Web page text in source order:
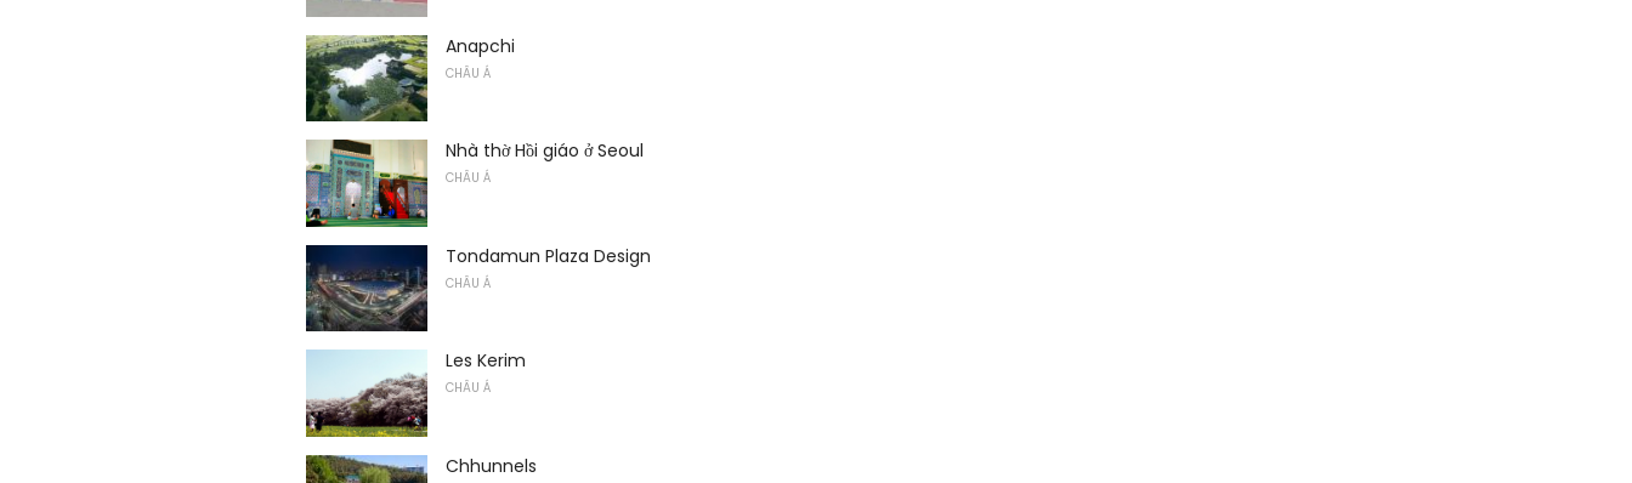
Anapchi
CHÂU Á
Nhà thờ Hồi giáo ở Seoul
CHÂU Á
Tondamun Plaza Design
CHÂU Á
Les Kerim
CHÂU Á
Chhunnels